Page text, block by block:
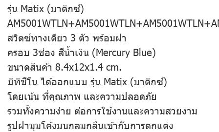
รุ่น Matix (มาติกซ์)
สวิตซ์ทางเดียว 3 ตัว พร้อมฝา
ครอบ 3ช่อง สีน้ำเงิน (Mercury Blue)
ขนาดสินค้า 8.4x12x1.4 cm.
บิทิชีโน ได้ออกแบบ รุ่น Matix (มาติกซ์)
โดยเน้น ที่คุณภาพ และความปลอดภัย
รวมทั้งความง่าย ต่อการใช้งานและความสวยงาม
รูปฝามุมโค้งมนกลมกลืนเข้ากับการตกแต่ง